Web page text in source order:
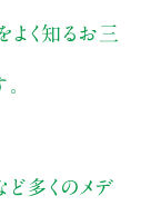
く知るお三
ど多くのメデ